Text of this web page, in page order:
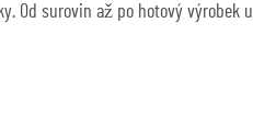
Od surovin až po hotový